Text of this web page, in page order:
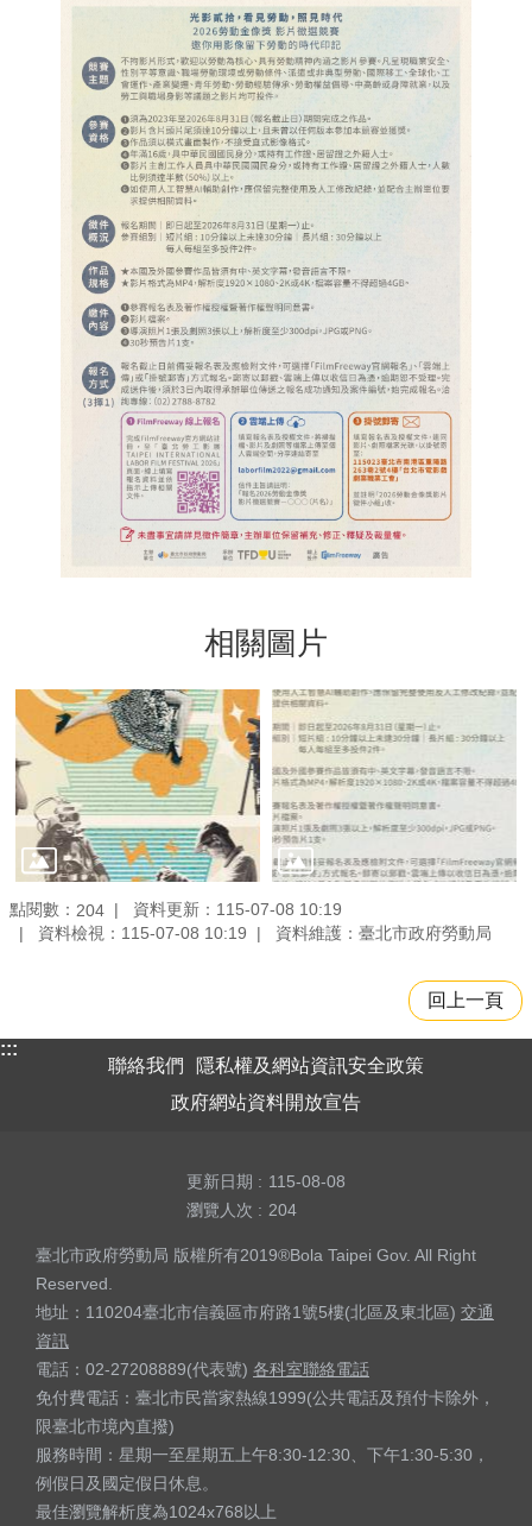
相關圖片
點閱數： 204
資料更新：115-07-08 10:19
資料檢視：115-07-08 10:19
資料維護：臺北市政府勞動局
回上一頁
:::
聯絡我們
隱私權及網站資訊安全政策
政府網站資料開放宣告
更新日期
115-08-08
瀏覽人次
204
臺北市政府勞動局 版權所有2019®Bola Taipei Gov. All Right
Reserved.
地址：110204臺北市信義區市府路1號5樓(北區及東北區) 交通
資訊
電話：02-27208889(代表號) 各科室聯絡電話
免付費電話：臺北市民當家熱線1999(公共電話及預付卡除外，
限臺北市境內直撥)
服務時間：星期一至星期五上午8:30-12:30、下午1:30-5:30，
例假日及國定假日休息。
最佳瀏覽解析度為1024x768以上